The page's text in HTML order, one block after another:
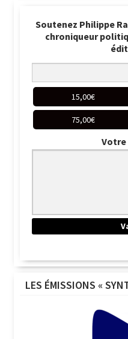
Soutenez Philippe
chroniqueur
15,00€
75,00€
Votre
LES ÉMISSIONS «